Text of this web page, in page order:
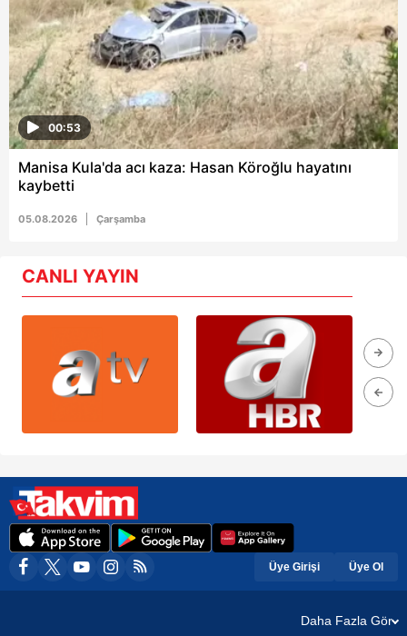
00:53
Manisa Kula'da acı kaza: Hasan Köroğlu hayatını
kaybetti
05.08.2026 Çarşamba
CANLI YAYIN
Üye Girişi Üye Ol
Daha Fazla Gör